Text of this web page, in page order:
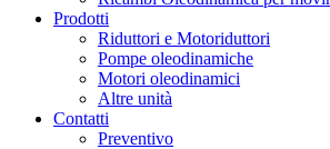
Prodotti
Riduttori e Motoriduttori
Pompe oleodinamiche
Motori oleodinamici
Altre unità
Contatti
Preventivo